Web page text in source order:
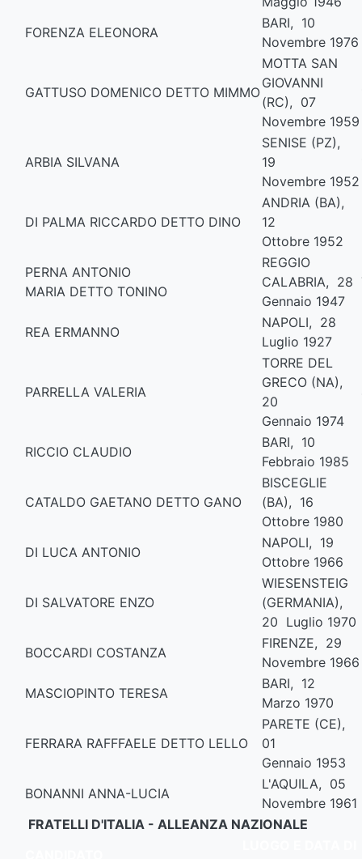
FORENZA ELEONORA
BARI, 10
Novembre 1976
GATTUSO DOMENICO DETTO MIMMO
MOTTA SAN
GIOVANNI
(RC), 07
Novembre 1959
ARBIA SILVANA
SENISE (PZ),
19
Novembre 1952
DI PALMA RICCARDO DETTO DINO
ANDRIA (BA),
12
Ottobre 1952
PERNA ANTONIO
MARIA DETTO TONINO
REGGIO
CALABRIA, 28
Gennaio 1947
REA ERMANNO
NAPOLI, 28
Luglio 1927
PARRELLA VALERIA
TORRE DEL
GRECO (NA),
20
Gennaio 1974
RICCIO CLAUDIO
BARI, 10
Febbraio 1985
CATALDO GAETANO DETTO GANO
BISCEGLIE
(BA), 16
Ottobre 1980
DI LUCA ANTONIO
NAPOLI, 19
Ottobre 1966
DI SALVATORE ENZO
WIESENSTEIG
(GERMANIA),
20 Luglio 1970
BOCCARDI COSTANZA
FIRENZE, 29
Novembre 1966
MASCIOPINTO TERESA
BARI, 12
Marzo 1970
FERRARA RAFFFAELE DETTO LELLO
PARETE (CE),
01
Gennaio 1953
BONANNI ANNA-LUCIA
L'AQUILA, 05
Novembre 1961
FRATELLI D'ITALIA - ALLEANZA NAZIONALE